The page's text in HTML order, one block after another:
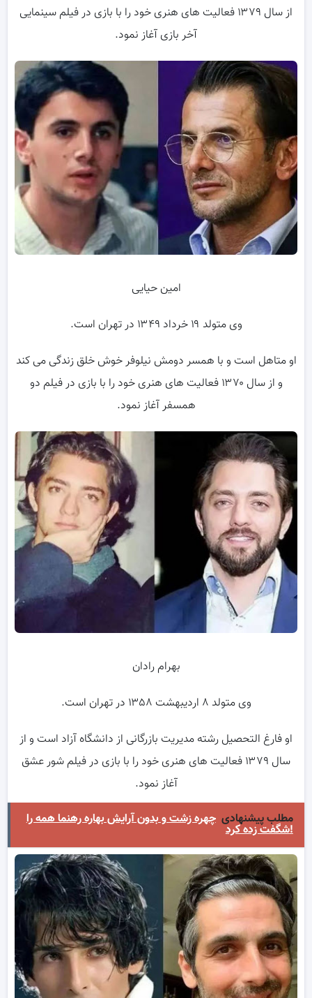
از سال ۱۳۷۹ فعالیت های هنری خود را با بازی در فیلم سینمایی
آخر بازی آغاز نمود.
امین حیایی
وی متولد ۱۹ خرداد ۱۳۴۹ در تهران است.
او متاهل است و با همسر دومش نیلوفر خوش خلق زندگی می کند
و از سال ۱۳۷۰ فعالیت های هنری خود را با بازی در فیلم دو
همسفر آغاز نمود.
بهرام رادان
وی متولد ۸ اردیبهشت ۱۳۵۸ در تهران است.
او فارغ التحصیل رشته مدیریت بازرگانی از دانشگاه آزاد است و از
سال ۱۳۷۹ فعالیت های هنری خود را با بازی در فیلم شور عشق
آغاز نمود.
مطلب پیشنهادی چهره زشت و بدون آرایش بهاره رهنما همه را
شگفت زده کرد!